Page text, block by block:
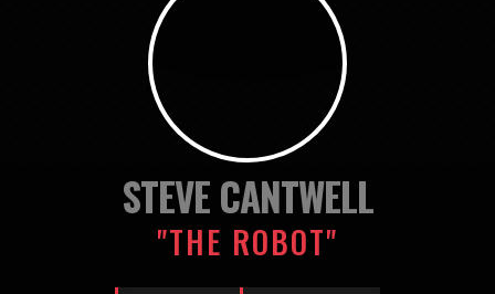
STEVE CANTWELL
"THE ROBOT"